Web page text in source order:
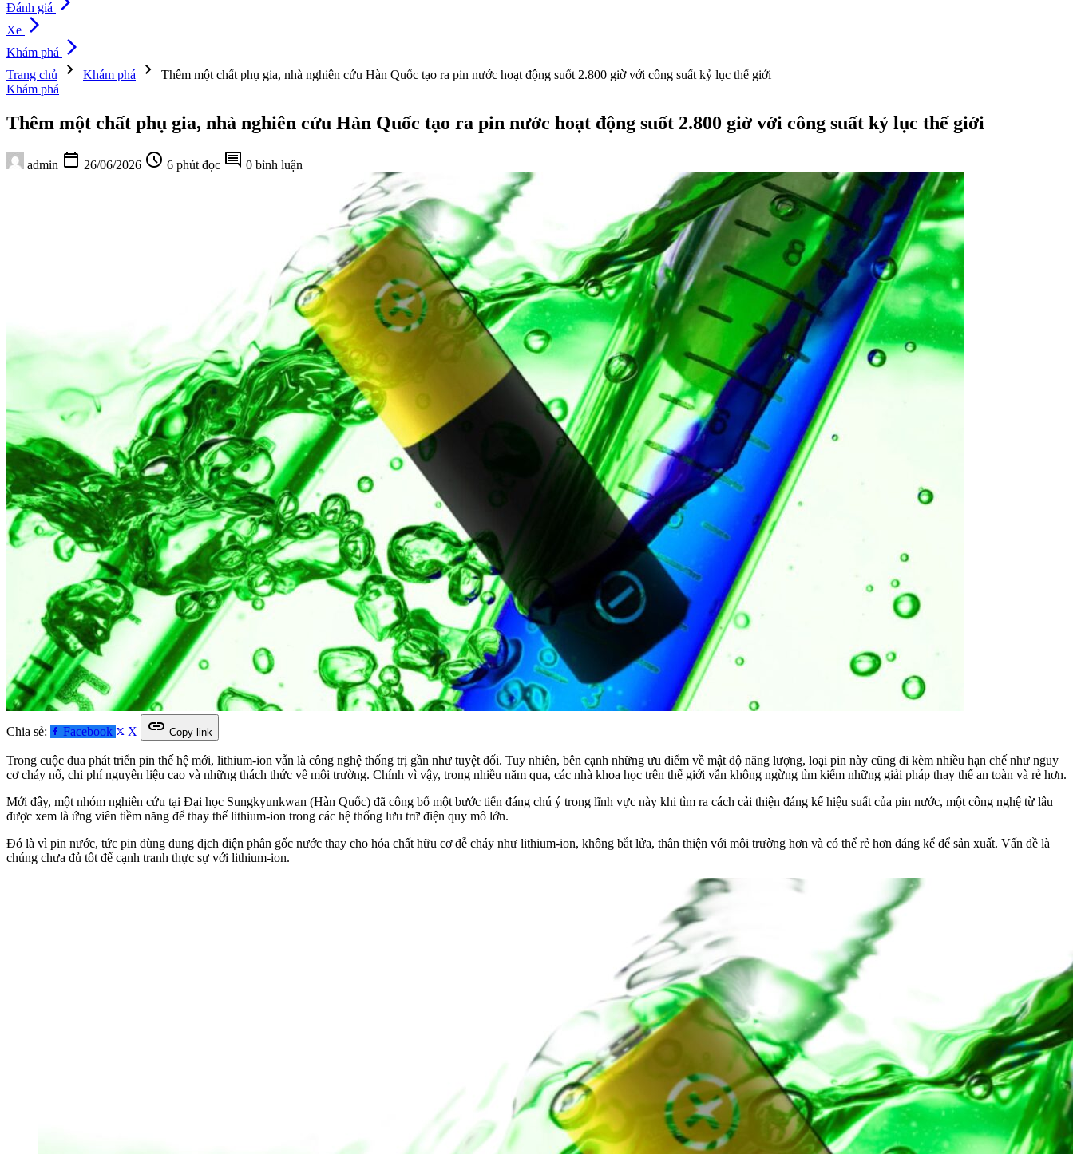
Đánh giá
Xe arrow_forward_ios
Khám phá arrow_forward_ios
Trang chủ chevron_right Khám phá chevron_right
Thêm một chất phụ gia, nhà nghiên cứu Hàn Quốc tạo ra pin nước hoạt động suốt 2.800 giờ với công suất kỷ lục thế giới
Khám phá
Thêm một chất phụ gia, nhà nghiên cứu Hàn Quốc tạo ra pin nước hoạt động suốt 2.800 giờ với công suất kỷ lục thế giới
admin calendar_today 26/06/2026 schedule 6 phút đọc comment 0 bình luận
Chia sẻ: Facebook X link Copy link
Trong cuộc đua phát triển pin thế hệ mới, lithium-ion vẫn là công nghệ thống trị gần như tuyệt đối. Tuy nhiên, bên cạnh những ưu điểm về mật độ năng lượng, loại pin này cũng đi kèm nhiều hạn chế như nguy
cơ cháy nổ, chi phí nguyên liệu cao và những thách thức về môi trường. Chính vì vậy, trong nhiều năm qua, các nhà khoa học trên thế giới vẫn không ngừng tìm kiếm những giải pháp thay thế an toàn và rẻ hơn.
Mới đây, một nhóm nghiên cứu tại Đại học Sungkyunkwan (Hàn Quốc) đã công bố một bước tiến đáng chú ý trong lĩnh vực này khi tìm ra cách cải thiện đáng kể hiệu suất của pin nước, một công nghệ từ lâu
được xem là ứng viên tiềm năng để thay thế lithium-ion trong các hệ thống lưu trữ điện quy mô lớn.
Đó là vì pin nước, tức pin dùng dung dịch điện phân gốc nước thay cho hóa chất hữu cơ dễ cháy như lithium-ion, không bắt lửa, thân thiện với môi trường hơn và có thể rẻ hơn đáng kể để sản xuất. Vấn đề là
chúng chưa đủ tốt để cạnh tranh thực sự với lithium-ion.